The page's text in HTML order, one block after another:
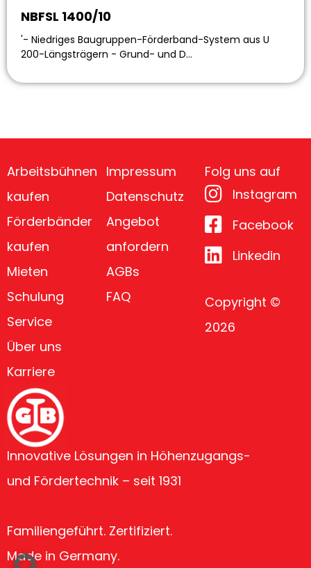
NBFSL 1400/10
'- Niedriges Baugruppen-Förderband-System aus U
200-Längsträgern - Grund- und D…
Innovative Lösungen in Höhenzugangs-
und Fördertechnik – seit 1931
Familiengeführt. Zertifiziert.
Made in Germany.
Arbeitsbühnen
kaufen
Förderbänder
kaufen
Mieten
Schulung
Service
Über uns
Karriere
Impressum
Datenschutz
Angebot
anfordern
AGBs
FAQ
Folg uns auf
Instagram
Facebook
Linkedin
Copyright ©
2026